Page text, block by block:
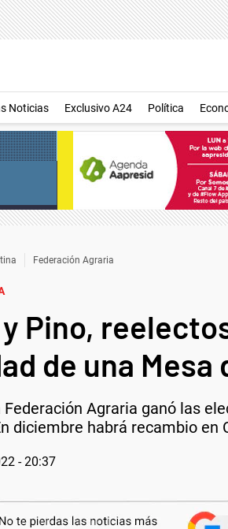
Noticias Exclusivo A24 Política
Federación Agraria
Pino,
de una
Agraria ganó las
diciembre habrá recambio en
- 20:37